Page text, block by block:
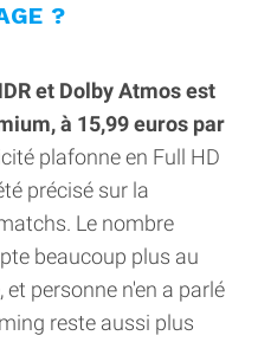
?
et Dolby Atmos est
à 15,99 euros par
plafonne en Full HD
précisé sur la
Le nombre
beaucoup plus au
personne n'en a parlé
reste aussi plus